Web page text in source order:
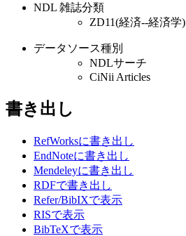
NDL 雑誌分類
ZD11(経済--経済学)
データソース種別
NDLサーチ
CiNii Articles
書き出し
RefWorksに書き出し
EndNoteに書き出し
Mendeleyに書き出し
RDFで書き出し
Refer/BibIXで表示
RISで表示
BibTeXで表示